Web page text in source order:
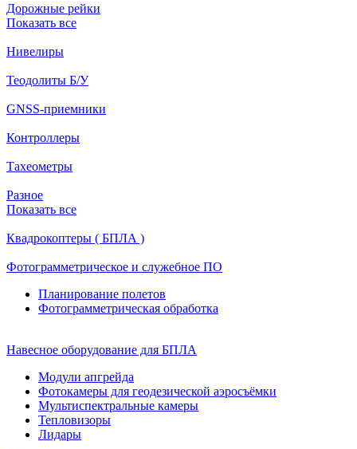
Дорожные рейки
Показать все
Нивелиры
Теодолиты Б/У
GNSS-приемники
Контроллеры
Тахеометры
Разное
Показать все
Квадрокоптеры ( БПЛА )
Фотограмметрическое и служебное ПО
Планирование полетов
Фотограмметрическая обработка
Навесное оборудование для БПЛА
Модули апгрейда
Фотокамеры для геодезической аэросъёмки
Мультиспектральные камеры
Тепловизоры
Лидары